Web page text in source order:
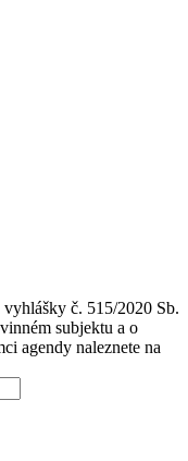
č. 515/2020 Sb.
subjektu a o
agendy naleznete na